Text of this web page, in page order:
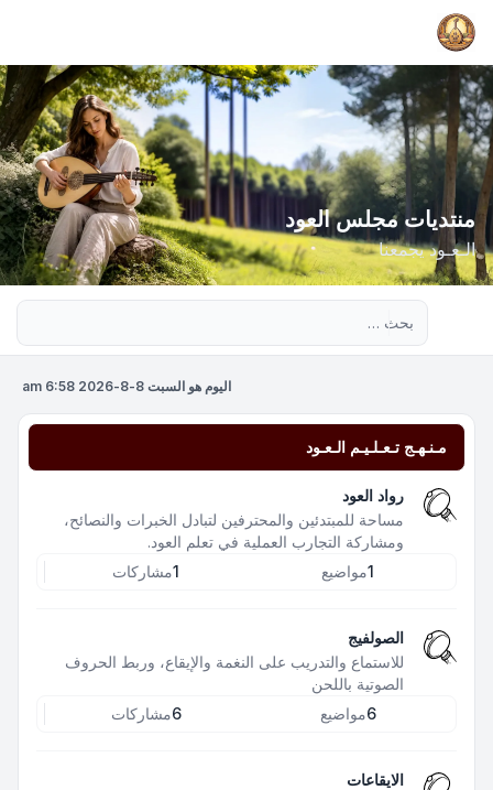
منتديات مجلس العود
الـعـود يجمعنا
اليوم هو السبت 8-8-2026 6:58 am
مـنـهـج تـعـلـيـم الـعـود
رواد العود
مساحة للمبتدئين والمحترفين لتبادل الخبرات والنصائح،
ومشاركة التجارب العملية في تعلم العود.
1مواضيع 1مشاركات
الصولفيج
للاستماع والتدريب على النغمة والإيقاع، وربط الحروف
الصوتية باللحن
6مواضيع 6مشاركات
الايقاعات